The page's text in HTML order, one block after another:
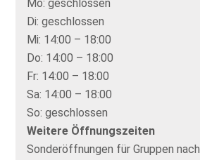
Mo: geschlossen
Di: geschlossen
Mi: 14:00 – 18:00
Do: 14:00 – 18:00
Fr: 14:00 – 18:00
Sa: 14:00 – 18:00
So: geschlossen
Weitere Öffnungszeiten
Sonderöffnungen für Gruppen nach